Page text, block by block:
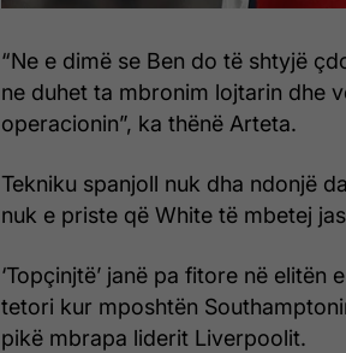
“Ne e dimë se Ben do të shtyjë
ne duhet ta mbronim lojtarin dhe
operacionin”, ka thënë Arteta.
Tekniku spanjoll nuk dha ndonjë
nuk e priste që White të mbetej
‘Topçinjtë’ janë pa fitore në elitën
tetori kur mposhtën
pikë mbrapa liderit Liverpoolit.